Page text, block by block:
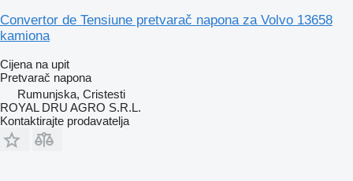
Convertor de Tensiune pretvarač napona za Volvo 13658
kamiona
Cijena na upit
Pretvarač napona
Rumunjska, Cristesti
ROYAL DRU AGRO S.R.L.
Kontaktirajte prodavatelja